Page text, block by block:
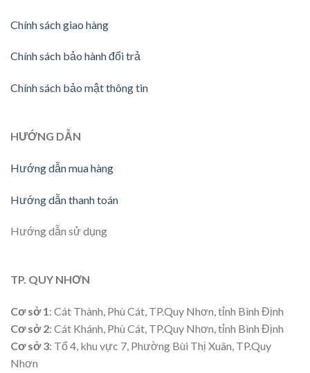
Chính sách giao hàng
Chính sách bảo hành đổi trả
Chính sách bảo mật thông tin
HƯỚNG DẪN
Hướng dẫn mua hàng
Hướng dẫn thanh toán
Hướng dẫn sử dụng
TP. QUY NHƠN
Cơ sở 1: Cát Thành, Phù Cát, TP.Quy Nhơn, tỉnh Bình Định
Cơ sở 2: Cát Khánh, Phù Cát, TP.Quy Nhơn, tỉnh Bình Định
Cơ sở 3: Tổ 4, khu vực 7, Phường Bùi Thị Xuân, TP.Quy
Nhơn